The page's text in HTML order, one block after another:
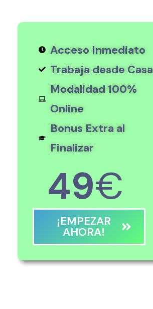
Acceso Inmediato
Trabaja desde Casa
Modalidad 100%
Online
Bonus Extra al
Finalizar
49€
¡EMPEZAR
AHORA!